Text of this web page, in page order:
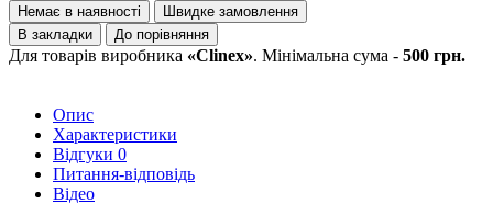
Немає в наявності
Швидке замовлення
В закладки
До порівняння
Для товарів виробника «Clinex». Мінімальна сума - 500 грн.
Опис
Характеристики
Відгуки 0
Питання-відповідь
Відео